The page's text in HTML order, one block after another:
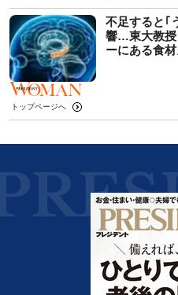
不足すると｢
響…東大教授
ーにある食材
トップページへ